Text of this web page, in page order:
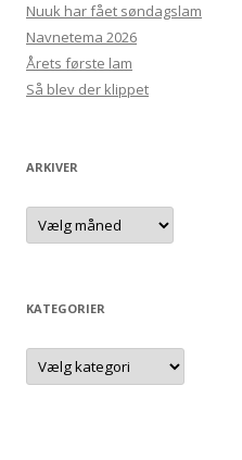
Nuuk har fået søndagslam
Navnetema 2026
Årets første lam
Så blev der klippet
ARKIVER
Arkiver
KATEGORIER
Kategorier